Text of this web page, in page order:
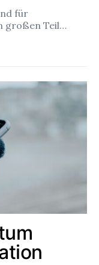
für
großen Teil…